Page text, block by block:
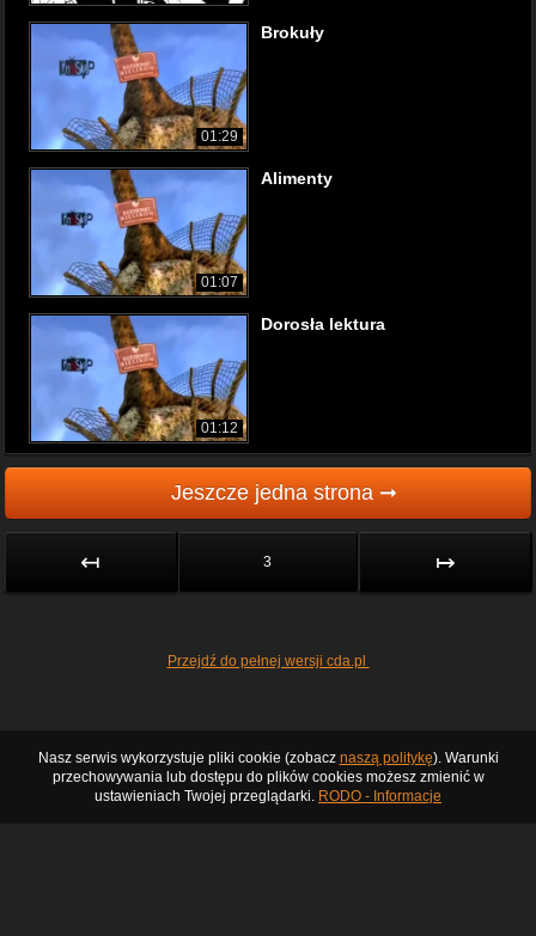
01:29
Brokuły
01:07
Alimenty
01:12
Dorosła lektura
Jeszcze jedna strona ➞
↤ 3 ↦
Przejdź do pełnej wersji cda.pl
Nasz serwis wykorzystuje pliki cookie (zobacz naszą politykę). Warunki
przechowywania lub dostępu do plików cookies możesz zmienić w
ustawieniach Twojej przeglądarki. RODO - Informacje